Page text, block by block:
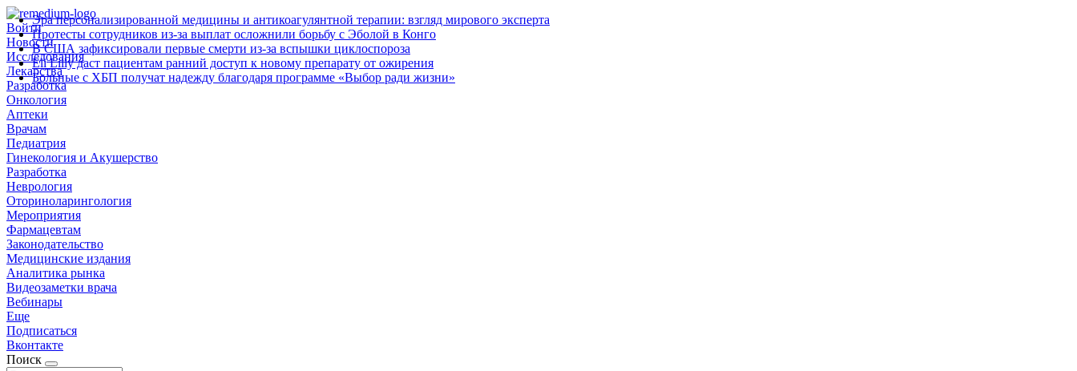
Войти
Новости
Исследования
Лекарства
Разработка
Онкология
Аптеки
Врачам
Педиатрия
Гинекология и Акушерство
Разработка
Неврология
Оториноларингология
Мероприятия
Фармацевтам
Законодательство
Медицинские издания
Аналитика рынка
Видеозаметки врача
Вебинары
Еще
Подписаться
Вконтакте
Поиск
Эра персонализированной медицины и антикоагулянтной терапии: взгляд мирового эксперта
Протесты сотрудников из‑за выплат осложнили борьбу с Эболой в Конго
В США зафиксировали первые смерти из‑за вспышки циклоспороза
Eli Lilly даст пациентам ранний доступ к новому препарату от ожирения
Больные с ХБП получат надежду благодаря программе «Выбор ради жизни»